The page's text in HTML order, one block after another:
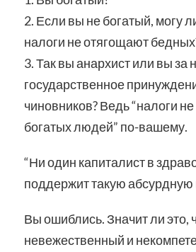
2. Если вы не богатый, могу
налоги не отягощают
3. Так вы анархист или вы за
государственное
чиновников? Ведь “налоги
богатых людей” по-вашему.
“Ни один капиталист в
поддержит такую
Вы ошиблись. Значит ли это,
невежественный и